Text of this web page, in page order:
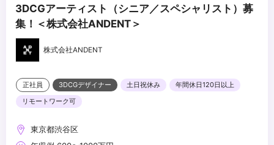
3DCGアーティスト（シニア／スペシャリスト）募
集！＜株式会社ANDENT＞
株式会社ANDENT
正社員 3DCGデザイナー 土日祝休み
年間休日120日以上
リモートワーク可
東京都渋谷区